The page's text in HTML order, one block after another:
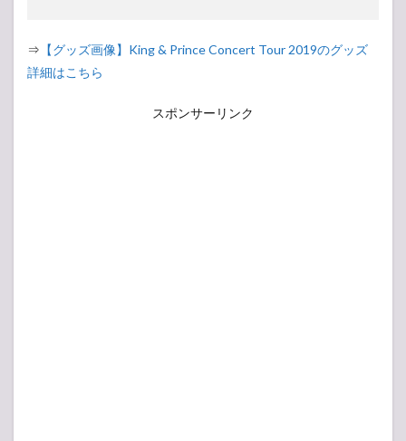
⇒ 【グッズ画像】King & Prince Concert Tour 2019のグッズ
詳細はこちら
スポンサーリンク